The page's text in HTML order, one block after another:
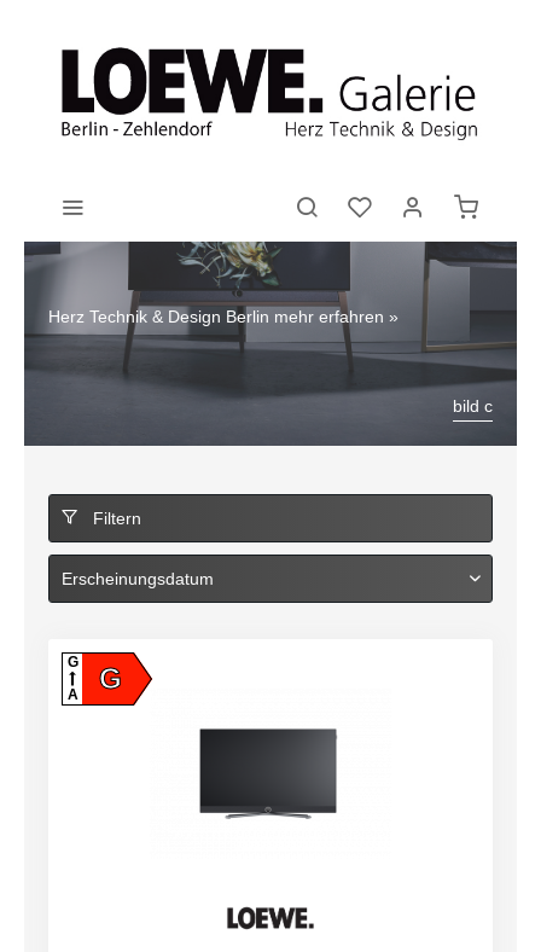
Herz Technik & Design Berlin mehr erfahren »
bild c
Filtern
G
G
A